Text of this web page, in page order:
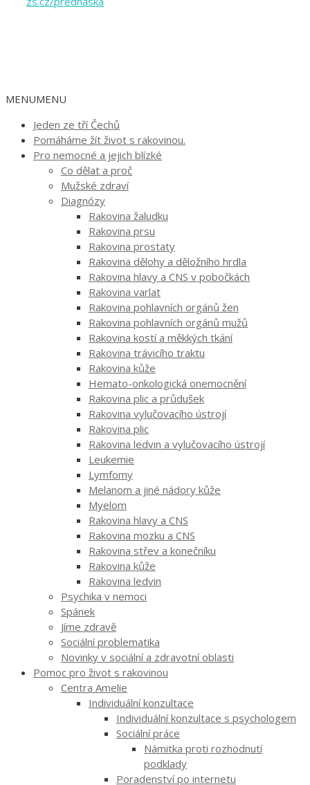
MENUMENU
Jeden ze tří Čechů
Pomáháme žít život s rakovinou.
Pro nemocné a jejich blízké
Co dělat a proč
Mužské zdraví
Diagnózy
Rakovina žaludku
Rakovina prsu
Rakovina prostaty
Rakovina dělohy a děložního hrdla
Rakovina hlavy a CNS v pobočkách
Rakovina varlat
Rakovina pohlavních orgánů žen
Rakovina pohlavních orgánů mužů
Rakovina kostí a měkkých tkání
Rakovina trávicího traktu
Rakovina kůže
Hemato-onkologická onemocnění
Rakovina plic a průdušek
Rakovina vylučovacího ústrojí
Rakovina plic
Rakovina ledvin a vylučovacího ústrojí
Leukemie
Lymfomy
Melanom a jiné nádory kůže
Myelom
Rakovina hlavy a CNS
Rakovina mozku a CNS
Rakovina střev a konečníku
Rakovina kůže
Rakovina ledvin
Psychika v nemoci
Spánek
Jíme zdravě
Sociální problematika
Novinky v sociální a zdravotní oblasti
Pomoc pro život s rakovinou
Centra Amelie
Individuální konzultace
Individuální konzultace s psychologem
Sociální práce
Námitka proti rozhodnutí
podklady
Poradenství po internetu